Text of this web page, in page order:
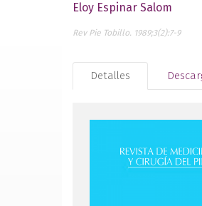
Eloy Espinar Salom
Rev Pie Tobillo. 1989;3(2):7-9
Detalles